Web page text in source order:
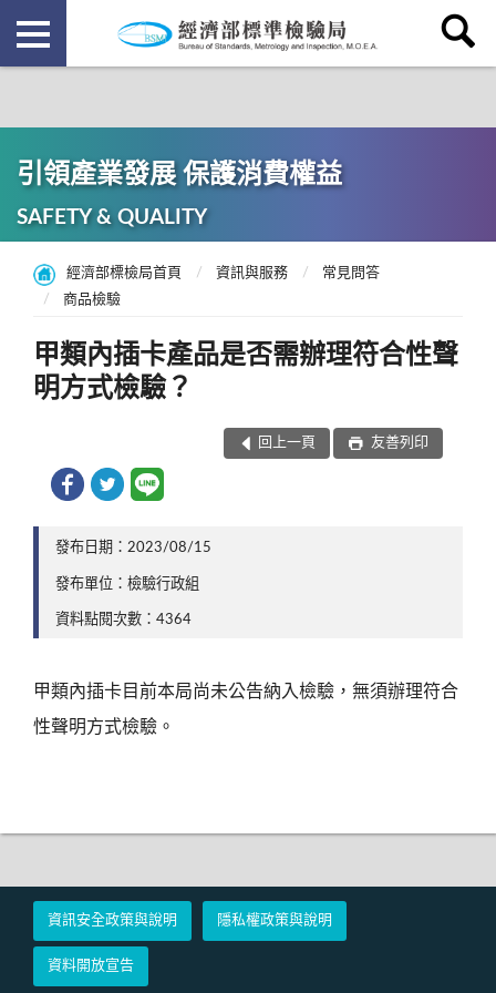
引領產業發展 保護消費權益
SAFETY & QUALITY
經濟部標檢局首頁 資訊與服務
常見問答
商品檢驗
甲類內插卡產品是否需辦理符合性聲
明方式檢驗？
回上一頁 友善列印
發布日期：2023/08/15
發布單位：檢驗行政組
資料點閱次數：4364
甲類內插卡目前本局尚未公告納入檢驗，無須辦理符合
性聲明方式檢驗。
資訊安全政策與說明 隱私權政策與說明
資料開放宣告